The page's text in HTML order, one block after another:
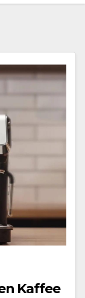
Kaffee